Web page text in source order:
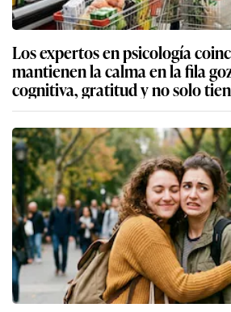
Los expertos en psicología
mantienen la calma en la fila
cognitiva, gratitud y no solo